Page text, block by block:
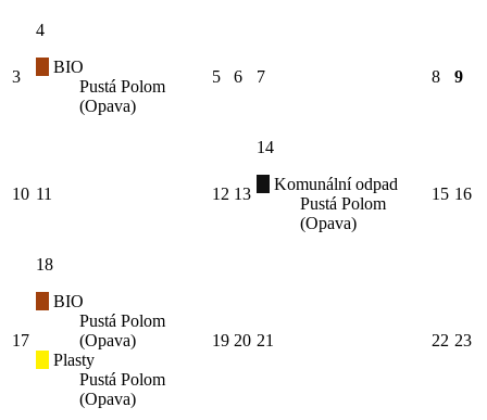
3
4
BIO
Pustá Polom
(Opava)
5 6 7 8 9
10 11 12 13
14
Komunální odpad
Pustá Polom
(Opava)
15 16
17
18
BIO
Pustá Polom
(Opava)
Plasty
Pustá Polom
(Opava)
19 20 21 22 23